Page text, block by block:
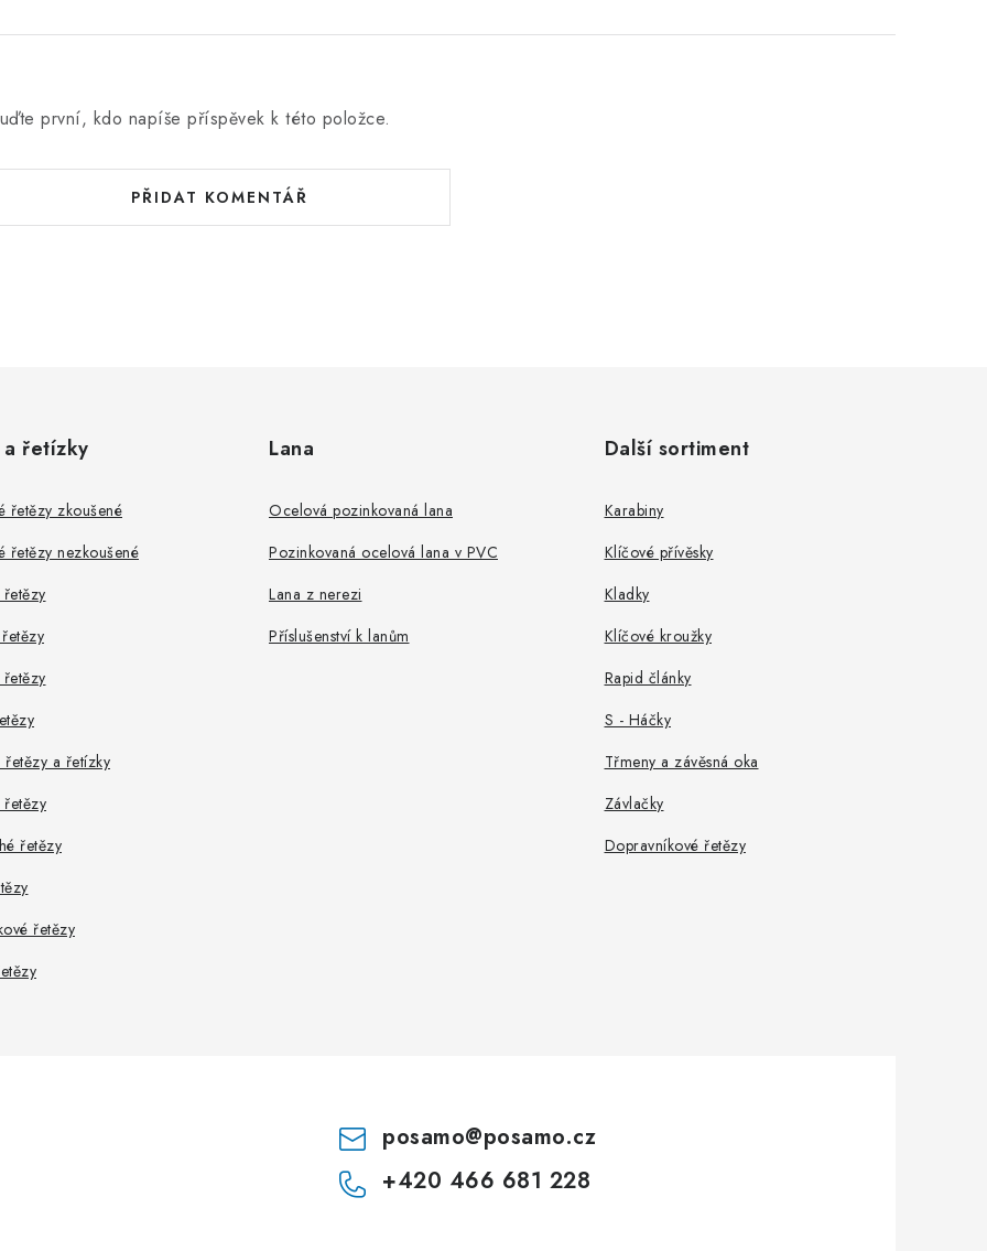
první, kdo napíše příspěvek k této položce.
PŘIDAT KOMENTÁŘ
a řetízky
řetězy zkoušené
řetězy nezkoušené
a řetízky
řetězy
řetězy
Lana
Ocelová pozinkovaná lana
Pozinkovaná ocelová lana v PVC
Lana z nerezi
Příslušenství k lanům
Další sortiment
Karabiny
Klíčové přívěsky
Kladky
Klíčové kroužky
Rapid články
S - Háčky
Třmeny a závěsná oka
Závlačky
Dopravníkové řetězy
posamo@posamo.cz
+420 466 681 228